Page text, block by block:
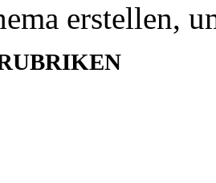
erstellen,